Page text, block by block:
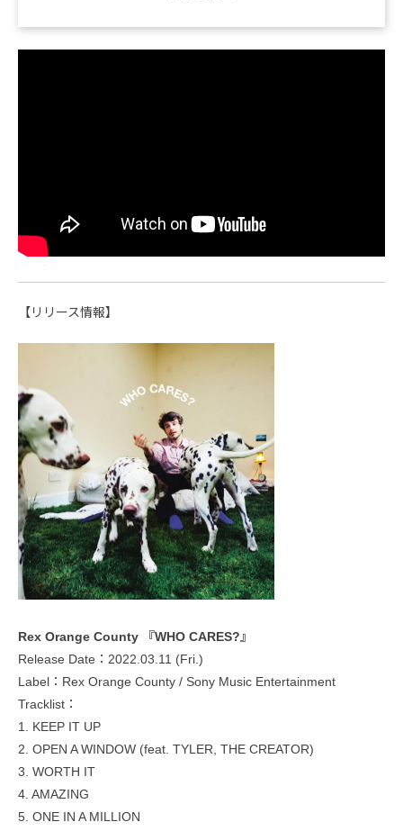
【リリース情報】
Rex Orange County 『WHO CARES?』
Release Date：2022.03.11 (Fri.)
Label：Rex Orange County / Sony Music Entertainment
Tracklist：
1. KEEP IT UP
2. OPEN A WINDOW (feat. TYLER, THE CREATOR)
3. WORTH IT
4. AMAZING
5. ONE IN A MILLION